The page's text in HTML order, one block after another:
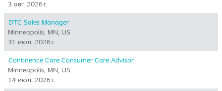
3 авг. 2026 г.
DTC Sales Manager
Minneapolis, MN, US
31 июл. 2026 г.
Continence Care Consumer Care Advisor
Minneapolis, MN, US
14 июл. 2026 г.